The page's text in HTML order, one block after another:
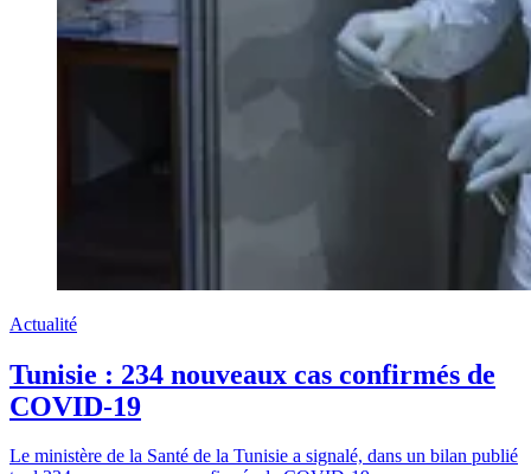
Actualité
Tunisie : 234 nouveaux cas confirmés de
COVID-19
Le ministère de la Santé de la Tunisie a signalé, dans un bilan publié